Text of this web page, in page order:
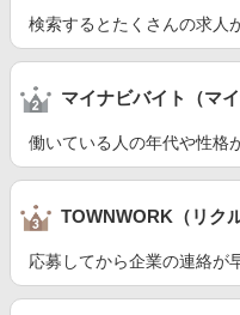
検索するとたくさんの求人
マイナビバイト（マイ
働いている人の年代や性格
TOWNWORK（リク
応募してから企業の連絡が